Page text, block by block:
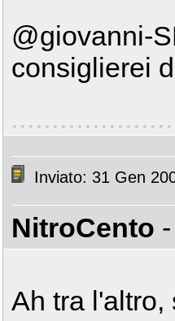
@giovanni-
consiglierei
Inviato: 31 Gen
NitroCento
Ah tra l'altro,